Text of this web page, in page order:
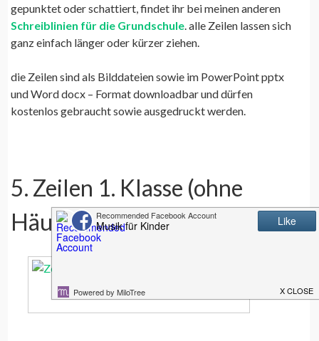
gepunktet oder schattiert, findet ihr bei meinen anderen
Schreiblinien für die Grundschule. alle Zeilen lassen sich
ganz einfach länger oder kürzer ziehen.
die Zeilen sind als Bilddateien sowie im PowerPoint pptx
und Word docx – Format downloadbar und dürfen
kostenlos gebraucht sowie ausgedruckt werden.
5. Zeilen 1. Klasse (ohne
Häuschen)
Zeilen 1. Klasse